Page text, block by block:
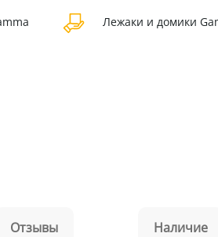
Лежаки и домики
Отзывы Наличие